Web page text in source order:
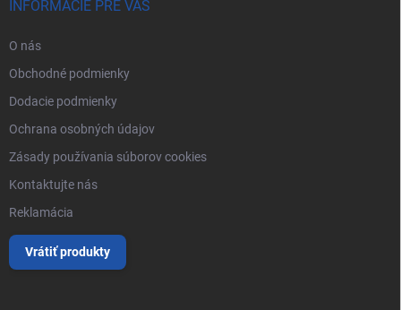
INFORMÁCIE PRE VÁS
O nás
Obchodné podmienky
Dodacie podmienky
Ochrana osobných údajov
Zásady používania súborov cookies
Kontaktujte nás
Reklamácia
Vrátiť produkty